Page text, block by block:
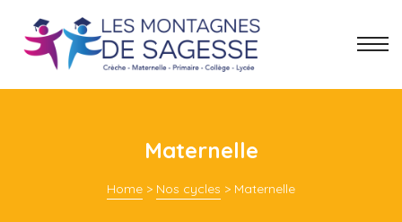
Maternelle
Home > Nos cycles > Maternelle